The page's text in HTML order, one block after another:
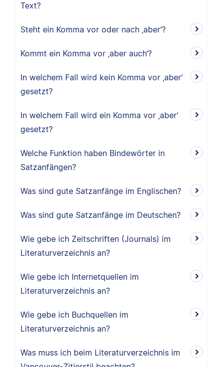
Text?
Steht ein Komma vor oder nach ‚aber‘?
Kommt ein Komma vor ‚aber auch‘?
In welchem Fall wird kein Komma vor ‚aber‘
gesetzt?
In welchem Fall wird ein Komma vor ‚aber‘
gesetzt?
Welche Funktion haben Bindewörter in
Satzanfängen?
Was sind gute Satzanfänge im Englischen?
Was sind gute Satzanfänge im Deutschen?
Wie gebe ich Zeitschriften (Journals) im
Literaturverzeichnis an?
Wie gebe ich Internetquellen im
Literaturverzeichnis an?
Wie gebe ich Buchquellen im
Literaturverzeichnis an?
Was muss ich beim Literaturverzeichnis im